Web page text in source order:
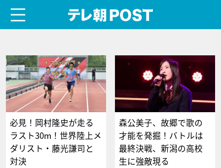
必見！岡村隆史が走る
ラスト30m！世界陸上メ
ダリスト・藤光謙司と
対決
森公美子、故郷で歌の
才能を発掘！バトルは
最終決戦、新潟の高校
生に強敵現る